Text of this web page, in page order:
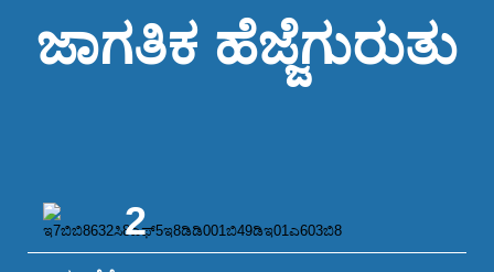
ಜಾಗತಿಕ ಹೆಜ್ಜೆಗುರುತು
2